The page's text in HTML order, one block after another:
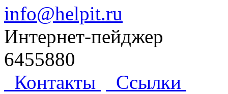
info@helpit.ru
Интернет-пейджер
6455880
Контакты
Ссылки